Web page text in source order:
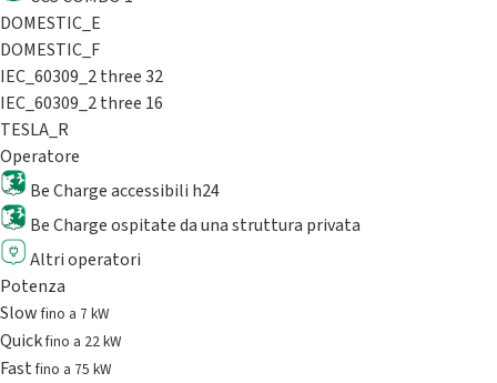
DOMESTIC_E
DOMESTIC_F
IEC_60309_2 three 32
IEC_60309_2 three 16
TESLA_R
Operatore
Be Charge accessibili h24
Be Charge ospitate da una struttura privata
Altri operatori
Potenza
Slowfino a 7 kW
Quickfino a 22 kW
Fastfino a 75 kW